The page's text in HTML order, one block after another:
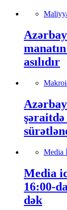
asılıdır
şəraitdə
Media
Media
16:00-
dək